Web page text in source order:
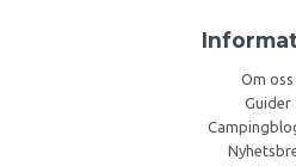
Om oss
Guider